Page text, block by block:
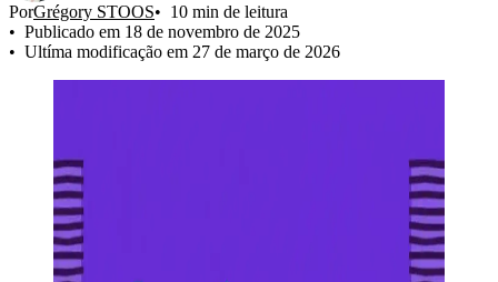
PorGrégory STOOS
10 min de leitura
Publicado em 18 de novembro de 2025
Ultíma modificação em 27 de março de 2026